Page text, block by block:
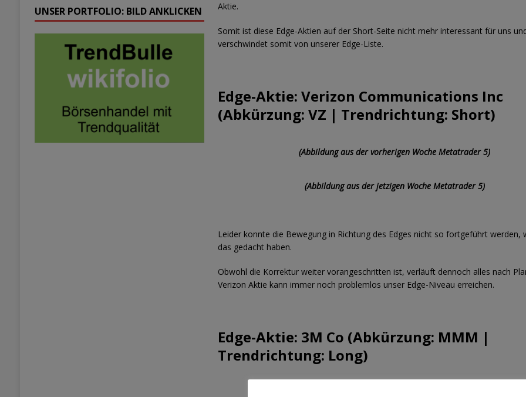
Aktie.
Somit ist diese Edge-Aktien auf der Short-Seite nicht mehr interessant für uns
verschwindet somit von unserer Edge-Liste.
Edge-Aktie: Verizon Communications Inc
(Abkürzung: VZ | Trendrichtung: Short)
(Abbildung aus der vorherigen Woche Metatrader 5)
(Abbildung aus der jetzigen Woche Metatrader 5)
Leider konnte die Bewegung in Richtung des Edges nicht so fortgeführt werden,
das gedacht haben.
Obwohl die Korrektur weiter vorangeschritten ist, verläuft dennoch alles nach
Verizon Aktie kann immer noch problemlos unser Edge-Niveau erreichen.
Edge-Aktie: 3M Co (Abkürzung: MMM |
Trendrichtung: Long)
UNSER PORTFOLIO: BILD ANKLICKEN